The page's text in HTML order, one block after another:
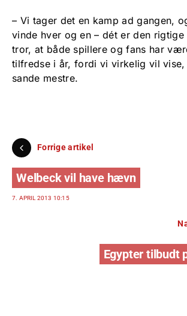
– Vi tager det en kamp ad gangen,
vinde hver og en – dét er den
tror, at både spillere og fans har
tilfredse i år, fordi vi virkelig vil
sande mestre.
Forrige artikel
Welbeck vil have hævn
7. APRIL 2013 10:15
Egypter tilbudt